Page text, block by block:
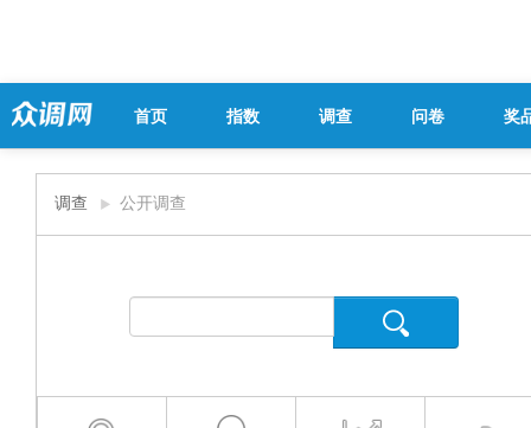
首页 指数 调查 问卷 奖
调查 公开调查